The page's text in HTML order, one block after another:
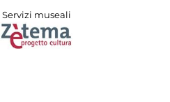
Servizi museali